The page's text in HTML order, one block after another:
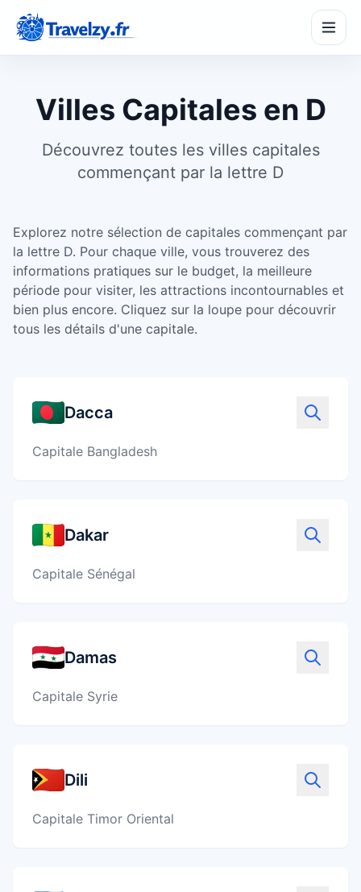
SeasonPass
🗺️ TripMaker
Créer un itinéraire
€ BudgetZy
Estimer son budget
✓ PackZy
Villes Capitales en D
Découvrez toutes les villes capitales
commençant par la lettre D
Explorez notre sélection de capitales commençant par
la lettre D. Pour chaque ville, vous trouverez des
informations pratiques sur le budget, la meilleure
période pour visiter, les attractions incontournables et
bien plus encore. Cliquez sur la loupe pour découvrir
tous les détails d'une capitale.
Dacca
Capitale Bangladesh
Dakar
Capitale Sénégal
Damas
Capitale Syrie
Dili
Capitale Timor Oriental